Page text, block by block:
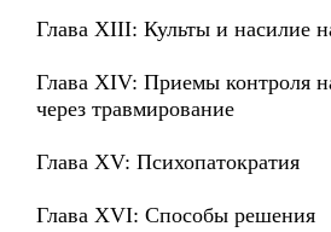
Глава XIII: Культы и насилие
Глава XIV: Приемы контроля
через травмирование
Глава XV: Психопатократия
Глава XVI: Способы решения